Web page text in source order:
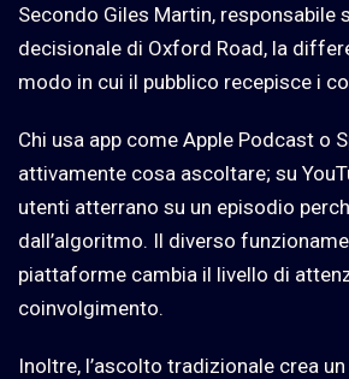
Secondo Giles Martin, responsabile
decisionale di Oxford Road, la
modo in cui il pubblico recepisce i
Chi usa app come Apple Podcast o
attivamente cosa ascoltare; su
utenti atterrano su un episodio
dall’algoritmo. Il diverso
piattaforme cambia il livello di
coinvolgimento.
Inoltre, l’ascolto tradizionale crea